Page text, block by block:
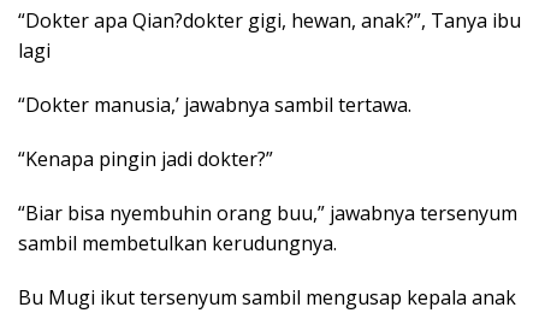
“Dokter apa Qian?dokter gigi, hewan, anak?”, Tanya ibu
lagi
“Dokter manusia,’ jawabnya sambil tertawa.
“Kenapa pingin jadi dokter?”
“Biar bisa nyembuhin orang buu,” jawabnya tersenyum
sambil membetulkan kerudungnya.
Bu Mugi ikut tersenyum sambil mengusap kepala anak